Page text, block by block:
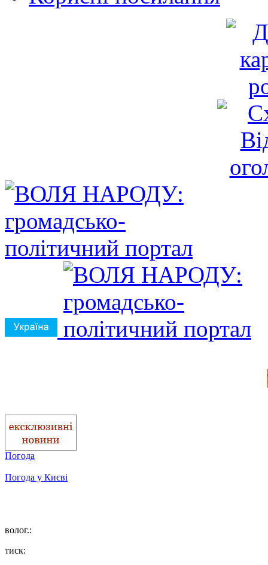
Погода
Погода у Києві
волог.:
тиск: